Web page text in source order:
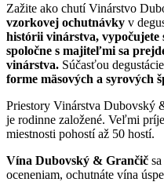
Zažite ako chutí Vinárstvo
vzorkovej ochutnávky v
histórii vinárstva, vypočujete
spoločne s majiteľmi sa
vinárstva. Súčasťou
forme mäsových a syrových
Priestory Vinárstva Dubovský
je rodinne založené. Veľmi
miestnosti pohostí až 50 hostí.
Vína Dubovský & Grančič
oceneniam, ochutnáte vína